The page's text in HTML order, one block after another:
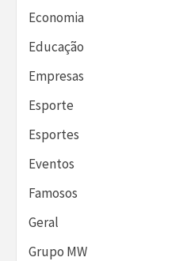
Economia
Educação
Empresas
Esporte
Esportes
Eventos
Famosos
Geral
Grupo MW